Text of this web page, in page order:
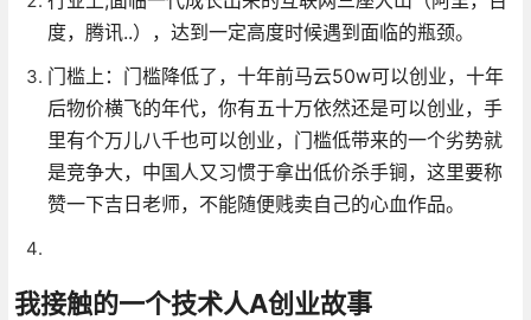
度，腾讯..），达到一定高度时候遇到面临的瓶颈。
门槛上：门槛降低了，十年前马云50w可以创业，十年
后物价横飞的年代，你有五十万依然还是可以创业，手
里有个万儿八千也可以创业，门槛低带来的一个劣势就
是竞争大，中国人又习惯于拿出低价杀手锏，这里要称
赞一下吉日老师，不能随便贱卖自己的心血作品。
我接触的一个技术人A创业故事